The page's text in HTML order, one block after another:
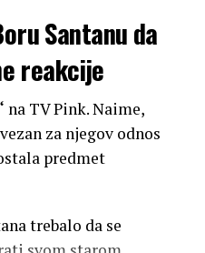
Santanu da
reakcije
na TV Pink. Naime,
za njegov odnos
predmet
trebalo da se